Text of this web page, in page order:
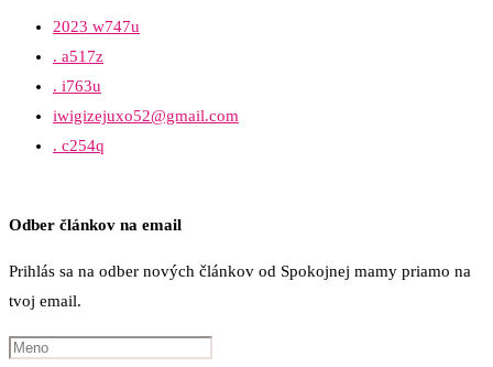
2023 w747u
. a517z
. i763u
iwigizejuxo52@gmail.com
. c254q
Odber článkov na email
Prihlás sa na odber nových článkov od Spokojnej mamy priamo na
tvoj email.